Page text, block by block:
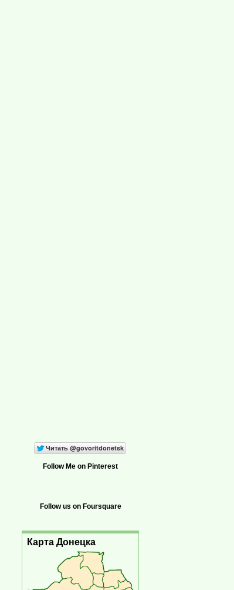
Follow Me on Pinterest
Follow us on Foursquare
Карта Донецка